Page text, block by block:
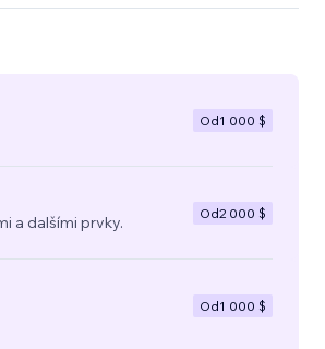
Od1 000 $
a dalšími prvky.
Od2 000 $
Od1 000 $